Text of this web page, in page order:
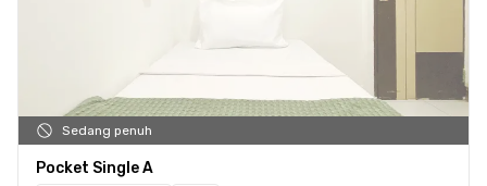
Sedang penuh
Pocket Single A